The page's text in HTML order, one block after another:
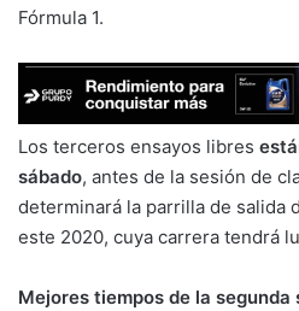
Fórmula 1.
Los terceros ensayos libres
sábado, antes de la sesión de
determinará la parrilla de salida
este 2020, cuya carrera tendrá
Mejores tiempos de la